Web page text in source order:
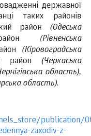
державної
таких районів
район
(Одеська
район
(Рівненська
(Кіровоградська
район
(Черкаська
область),
область).
publication/
zaxodiv-z-